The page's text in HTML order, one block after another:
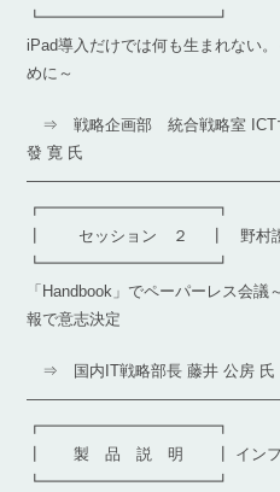
┗━━━━━━━━━━━┛
iPad導入だけでは何も生まれない
めに～
⇒ 戦略企画部 統合戦略室 ICT
發 寛 氏
┏━━━━━━━━━━━┓
┃ セッション ２ ┃ 野村證
┗━━━━━━━━━━━┛
「Handbook」でペーパーレス会
報で意志決定
⇒ 国内IT戦略部長 藤井 公房 氏
┏━━━━━━━━━━━┓
┃ 製 品 説 明 ┃ インフォ
┗━━━━━━━━━━━┛